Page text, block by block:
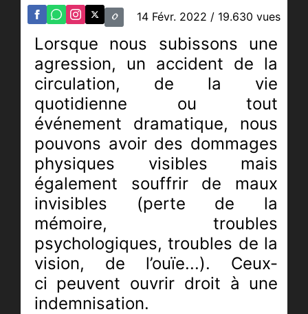
14 Févr. 2022 / 19.630 vues
Lorsque nous subissons une
agression, un accident de la
circulation, de la vie
quotidienne ou tout
événement dramatique, nous
pouvons avoir des dommages
physiques visibles mais
également souffrir de maux
invisibles (perte de la
mémoire, troubles
psychologiques, troubles de la
vision, de l’ouïe...). Ceux-
ci peuvent ouvrir droit à une
indemnisation.